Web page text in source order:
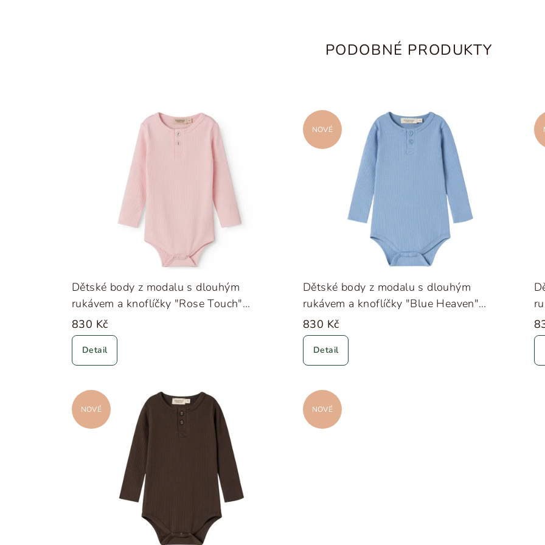
PODOBNÉ PRODUKTY
Dětské body z modalu s dlouhým
rukávem a knoflíčky "Rose Touch"
MarMar
830 Kč
Detail
NOVÉ
Dětské body z modalu s dlouhým
rukávem a knoflíčky "Blue Heaven"
MarMar
830 Kč
Detail
NOVÉ NOVÉ